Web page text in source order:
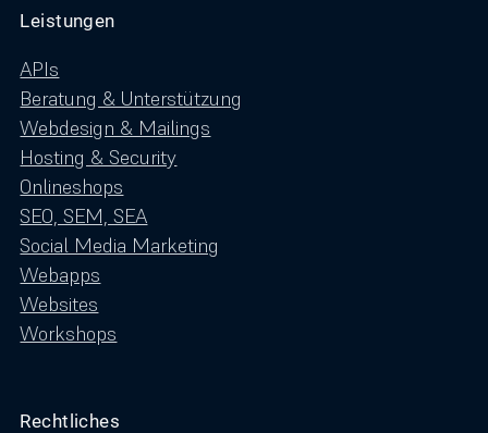
Leistungen
APIs
Beratung & Unterstützung
Webdesign & Mailings
Hosting & Security
Onlineshops
SEO, SEM, SEA
Social Media Marketing
Webapps
Websites
Workshops
Rechtliches